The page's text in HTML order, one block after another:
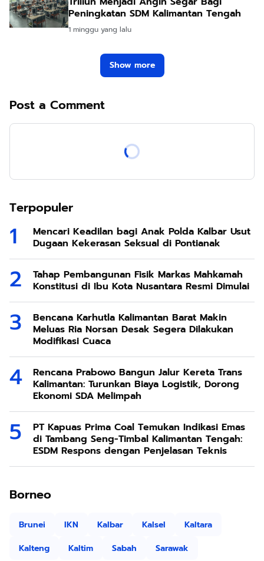
Peningkatan SDM Kalimantan Tengah
1 minggu yang lalu
Show more
Post a Comment
Terpopuler
Mencari Keadilan bagi Anak Polda Kalbar Usut
Dugaan Kekerasan Seksual di Pontianak
Tahap Pembangunan Fisik Markas Mahkamah
Konstitusi di Ibu Kota Nusantara Resmi Dimulai
Bencana Karhutla Kalimantan Barat Makin
Meluas Ria Norsan Desak Segera Dilakukan
Modifikasi Cuaca
Rencana Prabowo Bangun Jalur Kereta Trans
Kalimantan: Turunkan Biaya Logistik, Dorong
Ekonomi SDA Melimpah
PT Kapuas Prima Coal Temukan Indikasi Emas
di Tambang Seng-Timbal Kalimantan Tengah:
ESDM Respons dengan Penjelasan Teknis
Borneo
Brunei IKN Kalbar Kalsel
Kaltara
Kalteng
Kaltim Sabah Sarawak